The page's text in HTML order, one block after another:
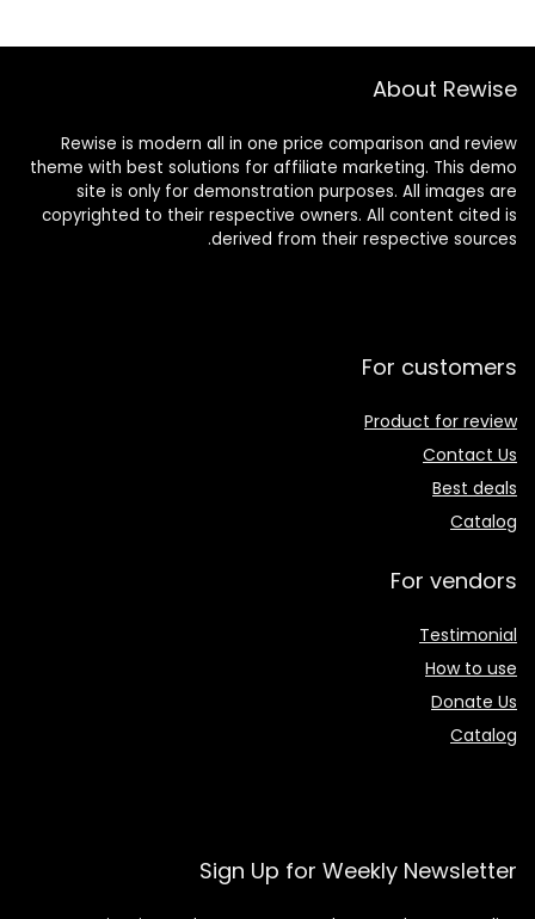
About Rewise
Rewise is modern all in one price comparison and review
theme with best solutions for affiliate marketing. This demo
site is only for demonstration purposes. All images are
copyrighted to their respective owners. All content cited is
derived from their respective sources.
For customers
Product for review
Contact Us
Best deals
Catalog
For vendors
Testimonial
How to use
Donate Us
Catalog
Sign Up for Weekly Newsletter